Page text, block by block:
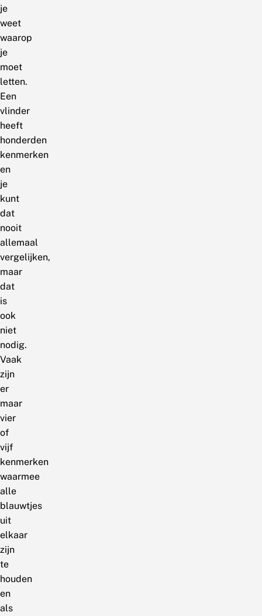
je
weet
waarop
je
moet
letten.
Een
vlinder
heeft
honderden
kenmerken
en
je
kunt
dat
nooit
allemaal
vergelijken,
maar
dat
is
ook
niet
nodig.
Vaak
zijn
er
maar
vier
of
vijf
kenmerken
waarmee
alle
blauwtjes
uit
elkaar
zijn
te
houden
en
als